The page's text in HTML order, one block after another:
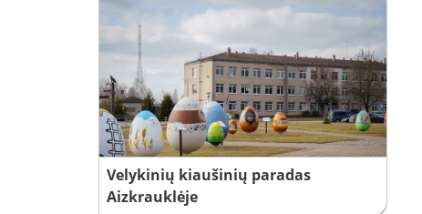
Velykinių kiaušinių paradas
Aizkrauklėje